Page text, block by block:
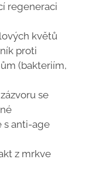
regeneraci
květů
proti
(bakteriím,
se
s anti-age
z mrkve